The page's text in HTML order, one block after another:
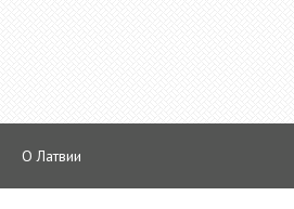
О Латвии